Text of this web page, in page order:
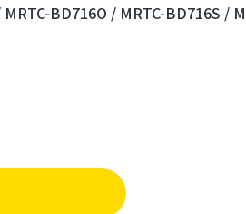
MRTC-BD716O / MRTC-BD716S /